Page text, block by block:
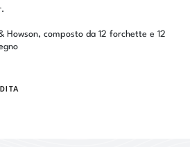
Howson, composto da 12 forchette e 12